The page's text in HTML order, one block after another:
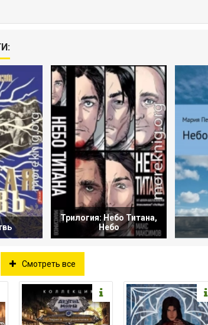
Трилогия: Небо Титана,
Небо
Смотреть все